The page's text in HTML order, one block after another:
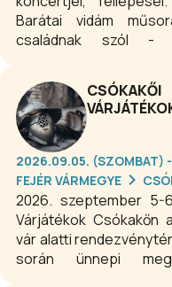
Barátai vidám
családnak szól -
és felnőttes
mindenkinek,
bepillantana
világába, és szeretne
újra gyerek lenni.
CSÓKAKŐI
2026.09.05. (SZOMBAT)
FEJÉR VÁRMEGYE
2026. szeptember 5-
Várjátékok Csókakőn
vár alatti
során ünnepi